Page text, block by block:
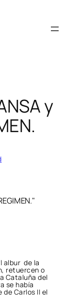
y
albur de la
retuercen o
Cataluña del
se había
Carlos II el